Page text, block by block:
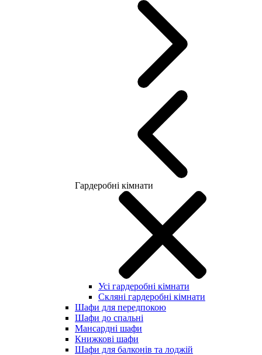
Гардеробні кімнати
Усі гардеробні кімнати
Скляні гардеробні кімнати
Шафи для передпокою
Шафи до спальні
Мансардні шафи
Книжкові шафи
Шафи для балконів та лоджій